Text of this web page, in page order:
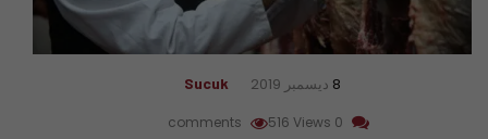
8 ديسمبر 2019 Sucuk
0 comments
516 Views